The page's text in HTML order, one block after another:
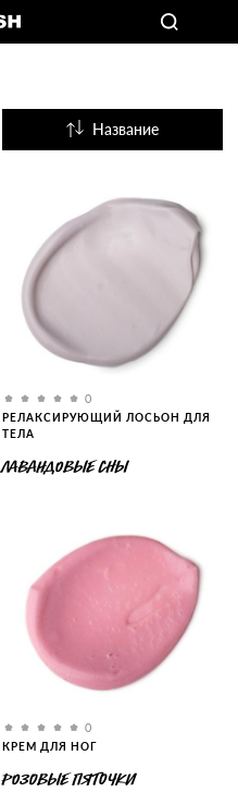
Название
0
РЕЛАКСИРУЮЩИЙ ЛОСЬОН ДЛЯ
ТЕЛА
ЛАВАНДОВЫЕ СНЫ
0
КРЕМ ДЛЯ НОГ
РОЗОВЫЕ ПЯТОЧКИ